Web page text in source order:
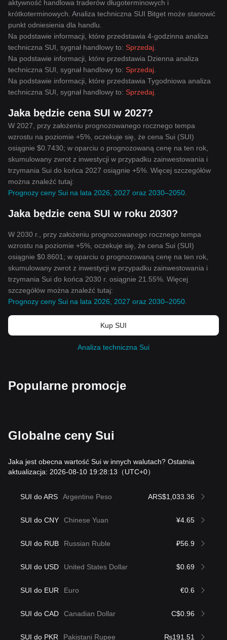
aktywność handlowa traderów długoterminowych i
krótkoterminowych. Analiza techniczna SUI Bitget może stanowić
punkt odniesienia dla handlu.
Na podstawie informacji, które przedstawia 4-godzinna analiza
techniczna SUI, sygnał handlowy to: Sprzedaj
Na podstawie informacji, które przedstawia Dzienna analiza
techniczna SUI, sygnał handlowy to: Sprzedaj
Na podstawie informacji, które przedstawia Tygodniowa analiza
techniczna SUI, sygnał handlowy to: Sprzedaj
Jaka będzie cena SUI w 2027?
W 2027, przy założeniu prognozowanego rocznego tempa
wzrostu na poziomie +5%, oczekuje się, że cena Sui (SUI)
osiągnie $0.7430; w oparciu o prognozowaną cenę na ten rok,
skumulowany zwrot z inwestycji w przypadku zainwestowania i
trzymania Sui do końca 2027 osiągnie +5%. Więcej szczegółów
można znaleźć tutaj:
Prognozy ceny Sui na lata 2026, 2027 oraz 2030–2050
Jaka będzie cena SUI w roku 2030?
W 2030 r., przy założeniu prognozowanego rocznego tempa
wzrostu na poziomie +5%, oczekuje się, że cena Sui (SUI)
osiągnie $0.8601; w oparciu o prognozowaną cenę na ten rok,
skumulowany zwrot z inwestycji w przypadku zainwestowania i
trzymania Sui do końca 2030 r. osiągnie 21.55%. Więcej
szczegółów można znaleźć tutaj:
Prognozy ceny Sui na lata 2026, 2027 oraz 2030–2050
Kup SUI
Analiza techniczna Sui
Popularne promocje
Globalne ceny Sui
Jaka jest obecna wartość Sui w innych walutach? Ostatnia
aktualizacja: 2026-08-10 19:28:13 （UTC+0）
SUI do ARS Argentine Peso ARS$1,033.36
SUI do CNY Chinese Yuan ¥4.65
SUI do RUB Russian Ruble ₽56.9
SUI do USD United States Dollar $0.69
SUI do EUR Euro €0.6
SUI do CAD Canadian Dollar C$0.96
SUI do PKR Pakistani Rupee ₨191.51